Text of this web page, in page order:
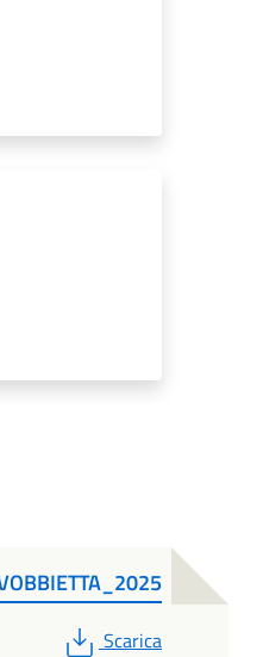
PDF
Scarica